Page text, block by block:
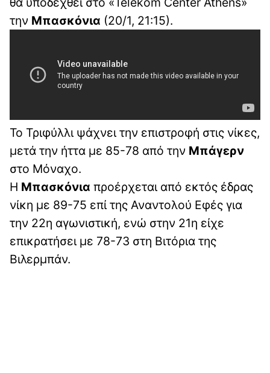
την Μπασκόνια (20/1, 21:15).
Το Τριφύλλι ψάχνει την επιστροφή στις νίκες,
μετά την ήττα με 85-78 από την Μπάγερν
στο Μόναχο.
Η Μπασκόνια προέρχεται από εκτός έδρας
νίκη με 89-75 επί της Αναντολού Εφές για
την 22η αγωνιστική, ενώ στην 21η είχε
επικρατήσει με 78-73 στη Βιτόρια της
Βιλερμπάν.